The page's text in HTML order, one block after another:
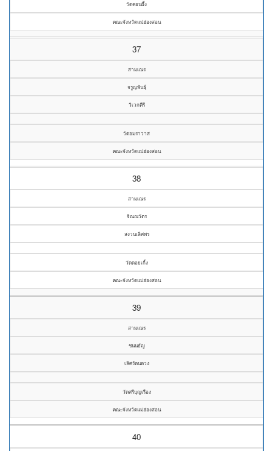
วัดคอนผึ้ง
คณะจังหวัดแม่ฮ่องสอน
37
สามเณร
จรูญพันธุ์
วิเวกคีรี
วัดอมราวาส
คณะจังหวัดแม่ฮ่องสอน
38
สามเณร
จิณณวัตร
สงวนเลิศพร
วัดดอยเกิ้ง
คณะจังหวัดแม่ฮ่องสอน
39
สามเณร
ชนนธัญ
เลิศรัตนดวง
วัดศรีบุญเรือง
คณะจังหวัดแม่ฮ่องสอน
40